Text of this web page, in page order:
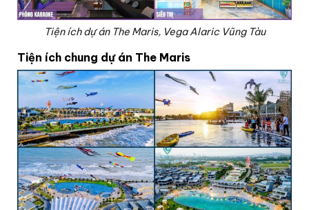
Tiện ích dự án The Maris, Vega Alaric Vũng Tàu
Tiện ích chung dự án The Maris